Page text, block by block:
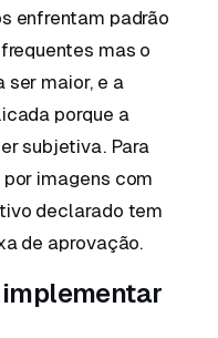
enfrentam padrão
mas o
maior, e a
porque a
subjetiva. Para
imagens com
declarado tem
de aprovação.